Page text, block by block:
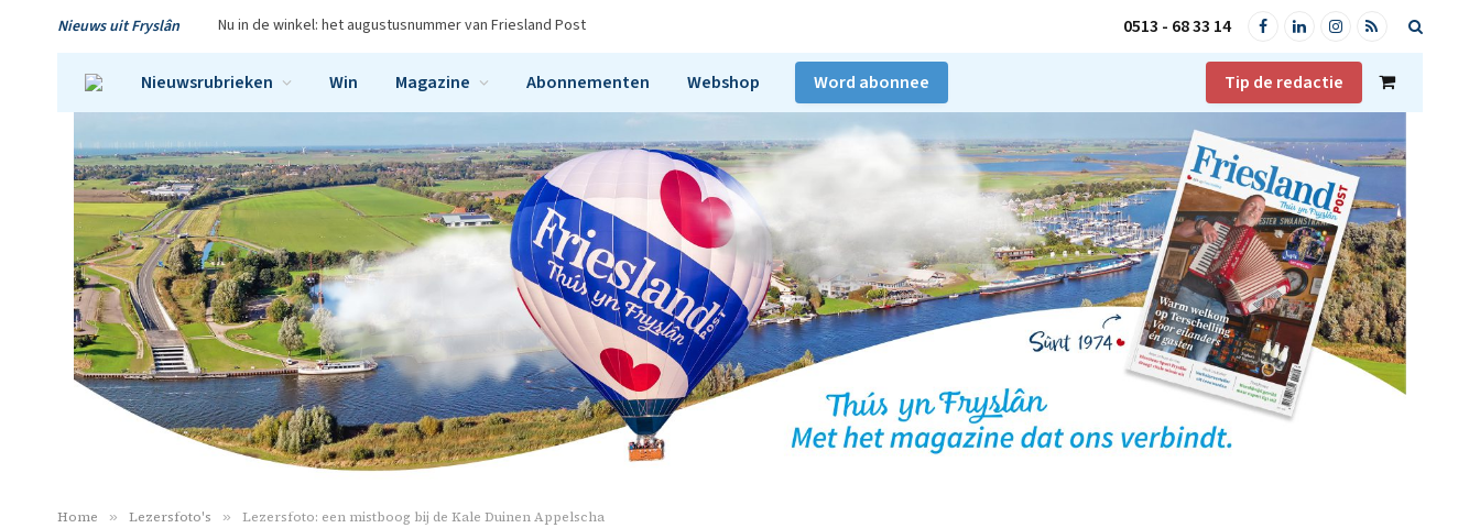
Nieuws uit Fryslân Nu in de winkel: het augustusnummer van Friesland Post 0513 - 68 33 14 FacebookLinkedInInstagram
RSS
Nieuwsrubrieken Win Magazine Abonnementen Webshop Word abonnee Tip de redactie
Shopping
Cart
Home » Lezersfoto's » Lezersfoto: een mistboog bij de Kale Duinen Appelscha